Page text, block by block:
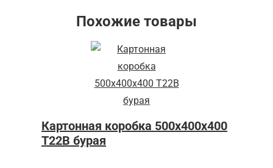
Похожие товары
Картонная коробка 500x400x400
Т22B бурая